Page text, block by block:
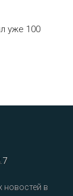
уже 100
новостей в